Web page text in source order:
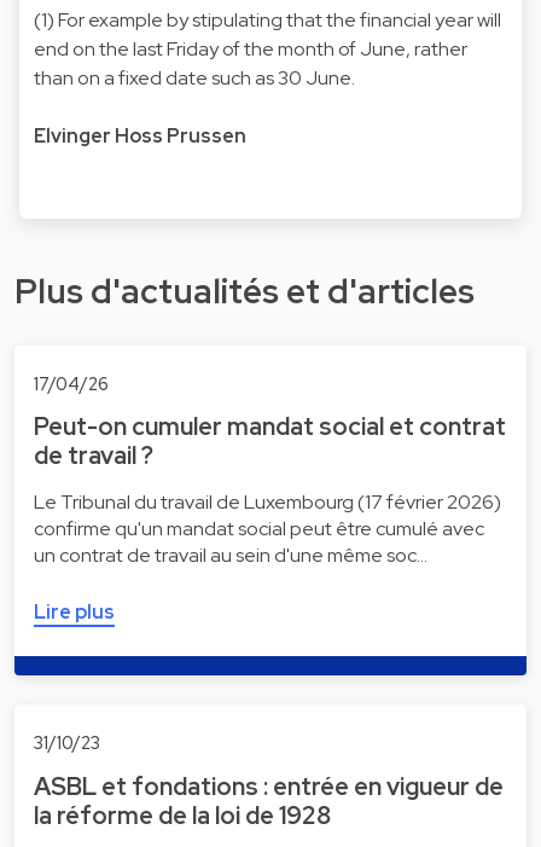
(1) For example by stipulating that the financial year will
end on the last Friday of the month of June, rather
than on a fixed date such as 30 June.
Elvinger Hoss Prussen
Plus d'actualités et d'articles
17/04/26
Peut-on cumuler mandat social et contrat
de travail ?
Le Tribunal du travail de Luxembourg (17 février 2026)
confirme qu'un mandat social peut être cumulé avec
un contrat de travail au sein d'une même soc…
Lire plus
31/10/23
ASBL et fondations : entrée en vigueur de
la réforme de la loi de 1928